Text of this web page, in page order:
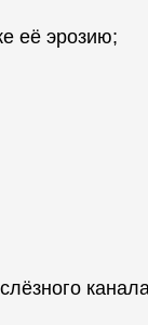
её эрозию;